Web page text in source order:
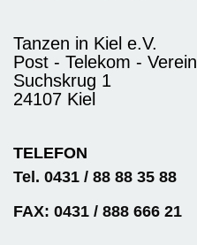
Tanzen in Kiel e.V.
Post - Telekom - Verein
Suchskrug 1
24107 Kiel
TELEFON
Tel. 0431 / 88 88 35 88
FAX: 0431 / 888 666 21